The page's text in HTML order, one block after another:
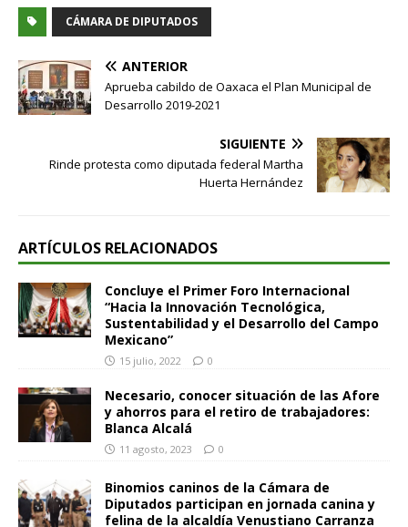
CÁMARA DE DIPUTADOS
ANTERIOR
Aprueba cabildo de Oaxaca el Plan Municipal de
Desarrollo 2019-2021
SIGUIENTE
Rinde protesta como diputada federal Martha
Huerta Hernández
ARTÍCULOS RELACIONADOS
Concluye el Primer Foro Internacional
“Hacia la Innovación Tecnológica,
Sustentabilidad y el Desarrollo del Campo
Mexicano”
15 julio, 2022 0
Necesario, conocer situación de las Afore
y ahorros para el retiro de trabajadores:
Blanca Alcalá
11 agosto, 2023 0
Binomios caninos de la Cámara de
Diputados participan en jornada canina y
felina de la alcaldía Venustiano Carranza